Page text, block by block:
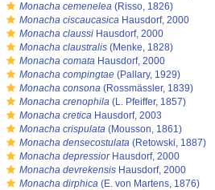
Monacha cemenelea (Risso, 1826)
Monacha ciscaucasica Hausdorf, 2000
Monacha claussi Hausdorf, 2000
Monacha claustralis (Menke, 1828)
Monacha comata Hausdorf, 2000
Monacha compingtae (Pallary, 1929)
Monacha consona (Rossmässler, 1839)
Monacha crenophila (L. Pfeiffer, 1857)
Monacha cretica Hausdorf, 2003
Monacha crispulata (Mousson, 1861)
Monacha densecostulata (Retowski, 1887)
Monacha depressiorHausdorf, 2000
Monacha devrekensis Hausdorf, 2000
Monacha dirphica (E. von Martens, 1876)